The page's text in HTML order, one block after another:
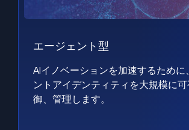
エージェント型
AIイノベーションを加速するために
ントアイデンティティを大規模に可
御、管理します。